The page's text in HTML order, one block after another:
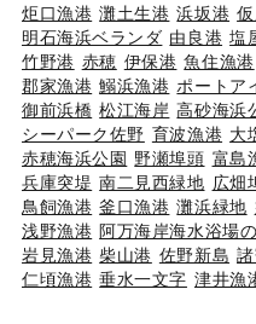
炬口漁港 灘土生港 浜坂港
明石海浜ベランダ 由良港 塩
竹野港 赤穂 伊保港 魚住漁港
郡家漁港 鰯浜漁港 ポートア
御前浜橋 松江海岸 高砂海浜
シーパーク佐野 育波漁港 大
赤穂海浜公園 野瀬埠頭 富島
兵庫突堤 南二見西緑地 広畑
鳥飼漁港 釜口漁港 灘浜緑地
浅野漁港 阿万海岸海水浴場
岩見漁港 柴山港 佐野新島
仁頃漁港 垂水一文字 津井漁